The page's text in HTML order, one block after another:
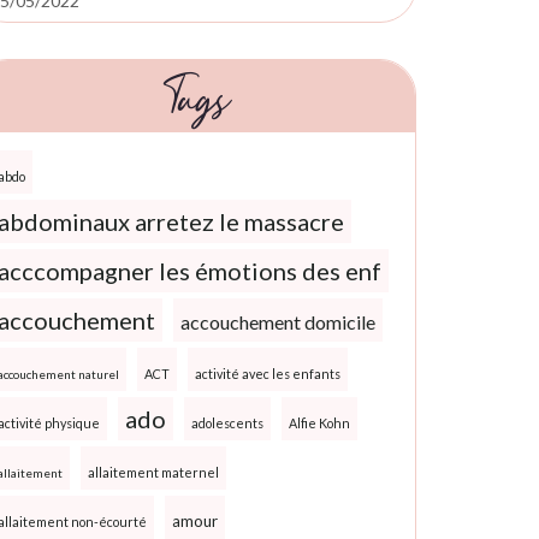
Tags
arretez le massacre
les émotions des enf
accouchement domicile
naturel ACT activité avec les enfants
physique ado adolescents Alfie Kohn
allaitement maternel
non-écourté amour